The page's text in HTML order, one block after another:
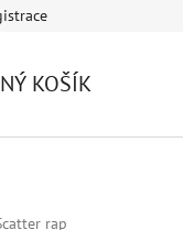
KOŠÍK
rap